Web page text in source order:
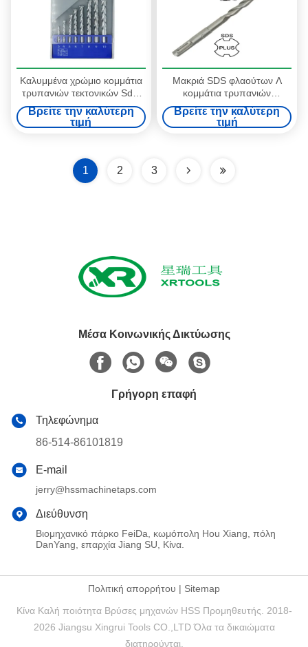
Καλυμμένα χρώμιο κομμάτια
τρυπανιών τεκτονικών Sds,
συγκεκριμένο μακρύ κομμάτι
τρυπανιών τεκτονικών για το
τούβλο
Βρείτε την καλύτερη
τιμή
Μακριά SDS φλαούτων Λ
κομμάτια τρυπανιών
συστροφής, περιστροφικά
κομμάτια τρυπανιών σφυριών
για το σκυρόδεμα
Βρείτε την καλύτερη
τιμή
1 2 3
Μέσα Κοινωνικής Δικτύωσης
Γρήγορη επαφή
Τηλεφώνημα
86-514-86101819
E-mail
jerry@hssmachinetaps.com
Διεύθυνση
Βιομηχανικό πάρκο FeiDa, κωμόπολη Hou Xiang, πόλη
DanYang, επαρχία Jiang SU, Κίνα.
Πολιτική απορρήτου | Sitemap
Κίνα Καλή ποιότητα Βρύσες μηχανών HSS Προμηθευτής. 2018-
2026 Jiangsu Xingrui Tools CO.,LTD Όλα τα δικαιώματα
διατηρούνται.